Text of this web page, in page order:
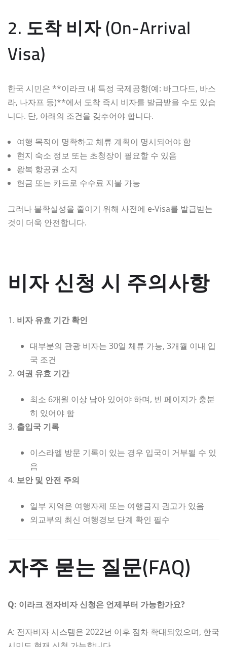
2. 도착 비자 (On-Arrival
Visa)
한국 시민은 **이라크 내 특정 국제공항(예: 바그다드, 바스
라, 나자프 등)**에서 도착 즉시 비자를 발급받을 수도 있습
니다. 단, 아래의 조건을 갖추어야 합니다.
여행 목적이 명확하고 체류 계획이 명시되어야 함
현지 숙소 정보 또는 초청장이 필요할 수 있음
왕복 항공권 소지
현금 또는 카드로 수수료 지불 가능
그러나 불확실성을 줄이기 위해 사전에 e-Visa를 발급받는
것이 더욱 안전합니다.
비자 신청 시 주의사항
비자 유효 기간 확인
대부분의 관광 비자는 30일 체류 가능, 3개월 이내 입
국 조건
여권 유효 기간
최소 6개월 이상 남아 있어야 하며, 빈 페이지가 충분
히 있어야 함
출입국 기록
이스라엘 방문 기록이 있는 경우 입국이 거부될 수 있
음
보안 및 안전 주의
일부 지역은 여행자제 또는 여행금지 권고가 있음
외교부의 최신 여행경보 단계 확인 필수
자주 묻는 질문(FAQ)
Q: 이라크 전자비자 신청은 언제부터 가능한가요?
A: 전자비자 시스템은 2022년 이후 점차 확대되었으며, 한국